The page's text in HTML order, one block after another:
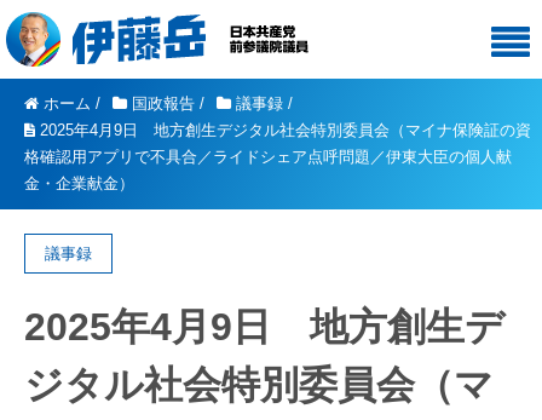
ホーム / 国政報告 / 議事録 /
2025年4月9日 地方創生デジタル社会特別委員会（マイナ保険証の資
格確認用アプリで不具合／ライドシェア点呼問題／伊東大臣の個人献
金・企業献金）
議事録
2025年4月9日 地方創生デ
ジタル社会特別委員会（マ